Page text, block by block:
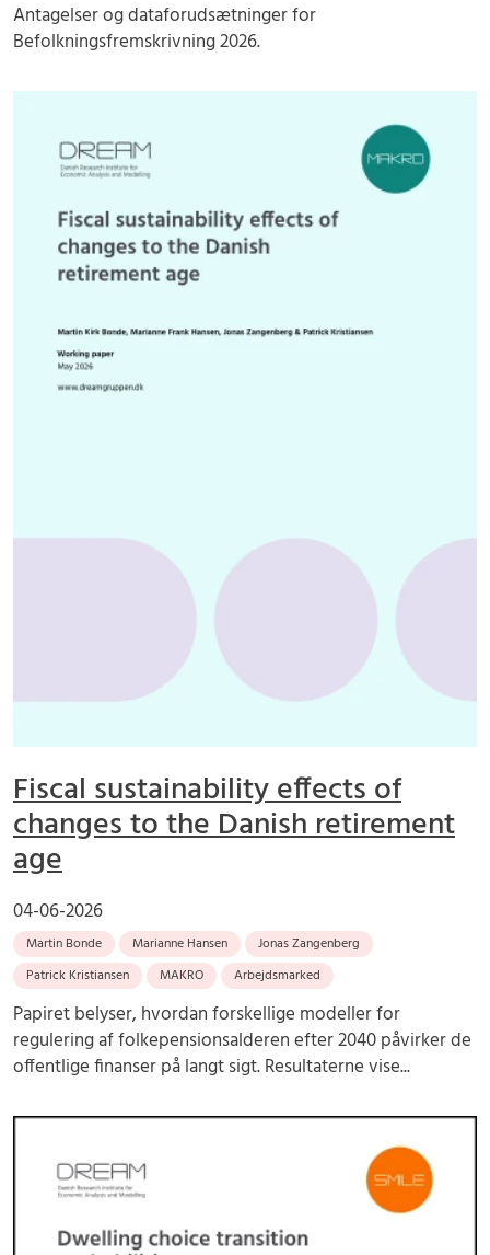
Antagelser og dataforudsætninger for
Befolkningsfremskrivning 2026.
Fiscal sustainability effects of
changes to the Danish retirement
age
04-06-2026
Martin Bonde Marianne Hansen
Jonas Zangenberg
Patrick Kristiansen
MAKRO Arbejdsmarked
Papiret belyser, hvordan forskellige modeller for
regulering af folkepensionsalderen efter 2040 påvirker de
offentlige finanser på langt sigt. Resultaterne vise...